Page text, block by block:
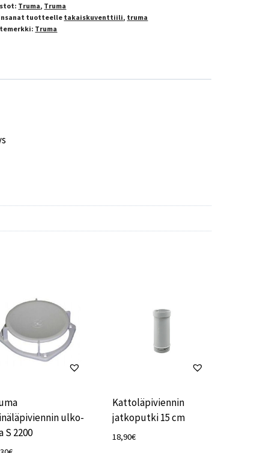
Truma, Truma
tuotteelle takaiskuventtiili, truma
Truma
ulko-
S 2200
Kattoläpiviennin
jatkoputki 15 cm
18,90€